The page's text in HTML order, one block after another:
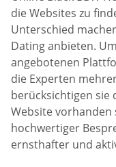
die Websites zu
Unterschied
Dating anbieten.
angebotenen
die Experten
berücksichtigen sie
Website vorhanden
hochwertiger
ernsthafter und